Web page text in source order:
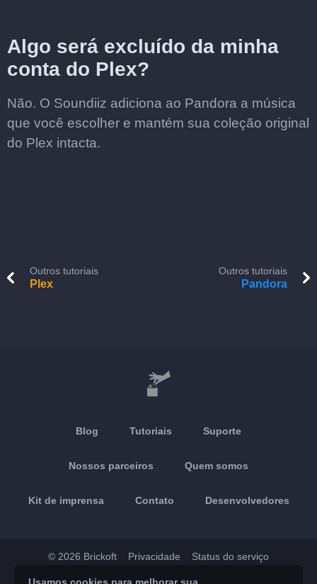
Algo será excluído da minha
conta do Plex?
Não. O Soundiiz adiciona ao Pandora a música
que você escolher e mantém sua coleção original
do Plex intacta.
Outros tutoriais
Plex
Outros tutoriais
Pandora
Blog Tutoriais Suporte
Nossos parceiros Quem somos
Kit de imprensa Contato Desenvolvedores
© 2026 Brickoft Privacidade Status do serviço